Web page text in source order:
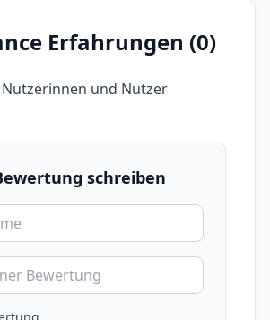
Erfahrungen (0)
und Nutzer
schreiben